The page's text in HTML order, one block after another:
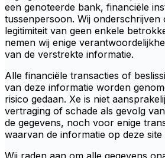
een genoteerde bank, financiële
tussenpersoon. Wij onderschrijven
legitimiteit van geen enkele
nemen wij enige
van de verstrekte informatie.
Alle financiële transacties of
van deze informatie worden
risico gedaan. Xe is niet
vertraging of schade als gevolg
de gegevens, noch voor enige
waarvan de informatie op deze